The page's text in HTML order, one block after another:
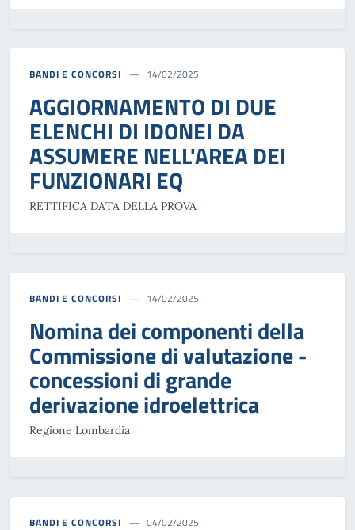
BANDI E CONCORSI 14/02/2025
AGGIORNAMENTO DI DUE
ELENCHI DI IDONEI DA
ASSUMERE NELL'AREA DEI
FUNZIONARI EQ
RETTIFICA DATA DELLA PROVA
BANDI E CONCORSI 14/02/2025
Nomina dei componenti della
Commissione di valutazione -
concessioni di grande
derivazione idroelettrica
Regione Lombardia
BANDI E CONCORSI 04/02/2025